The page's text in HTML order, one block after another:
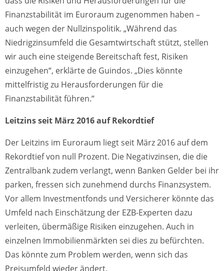
Finanzstabilität im Euroraum zugenommen haben –
auch wegen der Nullzinspolitik. „Während das
Niedrigzinsumfeld die Gesamtwirtschaft stützt, stellen
wir auch eine steigende Bereitschaft fest, Risiken
einzugehen“, erklärte de Guindos. „Dies könnte
mittelfristig zu Herausforderungen für die
Finanzstabilität führen.“
Leitzins seit März 2016 auf Rekordtief
Der Leitzins im Euroraum liegt seit März 2016 auf dem
Rekordtief von null Prozent. Die Negativzinsen, die die
Zentralbank zudem verlangt, wenn Banken Gelder bei ihr
parken, fressen sich zunehmend durchs Finanzsystem.
Vor allem Investmentfonds und Versicherer könnte das
Umfeld nach Einschätzung der EZB-Experten dazu
verleiten, übermäßige Risiken einzugehen. Auch in
einzelnen Immobilienmärkten sei dies zu befürchten.
Das könnte zum Problem werden, wenn sich das
Preisumfeld wieder ändert.